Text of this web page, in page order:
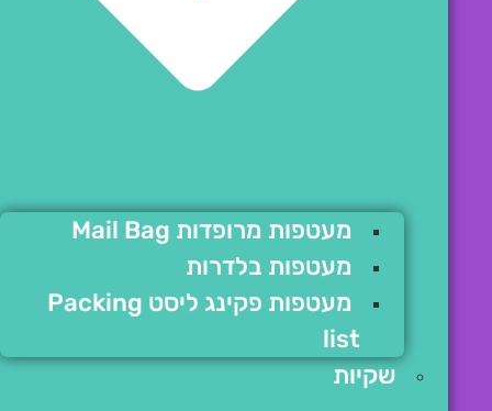
מעטפות מרופדות Mail Bag
מעטפות בלדרות
מעטפות פקינג ליסט Packing
list
שקיות